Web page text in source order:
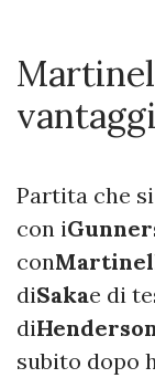
Partita che
con i
con
diSakae di
di
subito dopo